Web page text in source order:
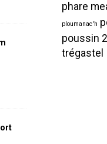
phare
ploumanac'h
poussin
trégastel